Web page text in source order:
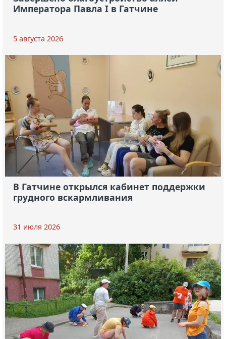
Императора Павла I в Гатчине
5 августа 2026
В Гатчине открылся кабинет поддержки
грудного вскармливания
31 июля 2026